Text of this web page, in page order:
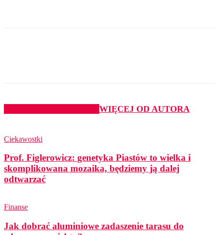
WIĘCEJ OD AUTORA
Ciekawostki
Prof. Figlerowicz: genetyka Piastów to wielka i
skomplikowana mozaika, będziemy ją dalej
odtwarzać
Finanse
Jak dobrać aluminiowe zadaszenie tarasu do